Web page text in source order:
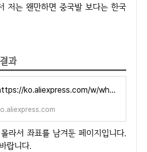
저는 왠만하면 중국발 보다는 한국
과
https://ko.aliexpress.com/w/wholesale-21%3A9-monitor.html?spm=a2g0o.detail.search.0&aff_fcid=434dcf09903d4611b7ec42556c59217b-1723044781104-00858-_DDrWAnt&tt=CPS_NORMAL&aff_fsk=_DDrWAnt&aff_platform=portals-tool&sk=_DDrWAnt&aff_trace_key=434dcf09903d4611b7ec42556c59217b-1723044781104-00858-_DDrWAnt&terminal_id=410b76e9eee249f8b0b877ddfa79b895
랍니다.